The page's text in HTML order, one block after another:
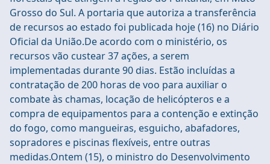
Grosso do Sul. A portaria que autoriza a transferência
de recursos ao estado foi publicada hoje (16) no Diário
Oficial da União.De acordo com o ministério, os
recursos vão custear 37 ações, a serem
implementadas durante 90 dias. Estão incluídas a
contratação de 200 horas de voo para auxiliar o
combate às chamas, locação de helicópteros e a
compra de equipamentos para a contenção e extinção
do fogo, como mangueiras, esguicho, abafadores,
sopradores e piscinas flexíveis, entre outras
medidas.Ontem (15), o ministro do Desenvolvimento